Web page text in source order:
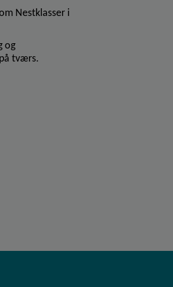
Nestklasser i
og
tværs.